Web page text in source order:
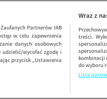
truje
Zaufanych Partnerów IAB
w celu zapewnienia
danych osobowych
udzielić/wycofać zgodę i
przycisk „Ustawienia
Wraz z
treści.
kombinacji
do wyboru
Lista